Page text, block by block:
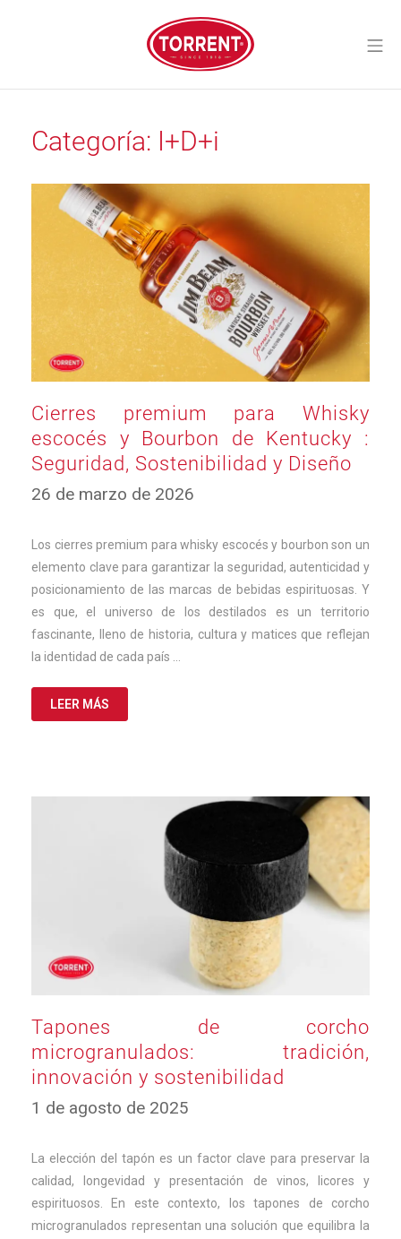
Torrent Closures
Categoría: I+D+i
Cierres premium para Whisky
escocés y Bourbon de Kentucky :
Seguridad, Sostenibilidad y Diseño
26 de marzo de 2026
de
2026
Los cierres premium para whisky escocés y bourbon son un
elemento clave para garantizar la seguridad, autenticidad y
posicionamiento de las marcas de bebidas espirituosas. Y
es que, el universo de los destilados es un territorio
fascinante, lleno de historia, cultura y matices que reflejan
la identidad de cada país …
LEER MÁS
Tapones de corcho
microgranulados: tradición,
innovación y sostenibilidad
1 de agosto de 2025
de
2025
La elección del tapón es un factor clave para preservar la
calidad, longevidad y presentación de vinos, licores y
espirituosos. En este contexto, los tapones de corcho
microgranulados representan una solución que equilibra la